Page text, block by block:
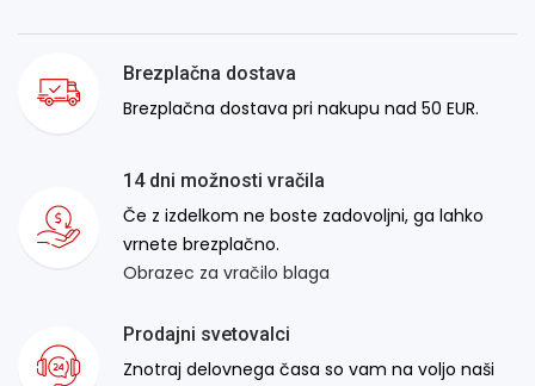
Brezplačna dostava
Brezplačna dostava pri nakupu nad 50 EUR.
14 dni možnosti vračila
Če z izdelkom ne boste zadovoljni, ga lahko
vrnete brezplačno.
Obrazec za vračilo blaga
Prodajni svetovalci
Znotraj delovnega časa so vam na voljo naši